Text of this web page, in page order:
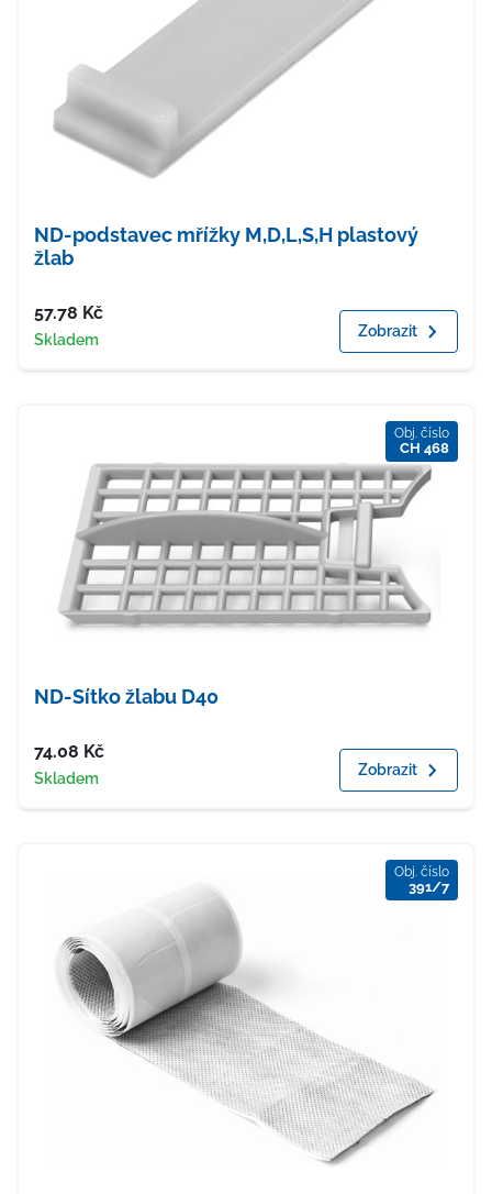
ND-podstavec mřížky M,D,L,S,H plastový
žlab
Cena
57.78 Kč
Dostupnost
Skladem Zobrazit
Obj. číslo
CH 468
ND-Sítko žlabu D40
Cena
74.08 Kč
Dostupnost
Skladem Zobrazit
Obj. číslo
391/7